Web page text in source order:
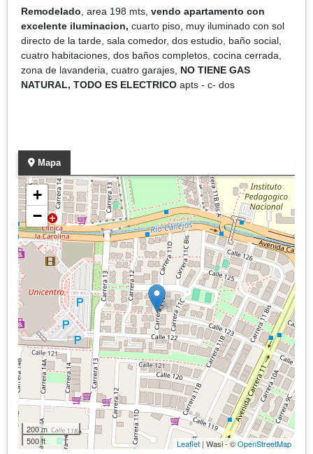
Remodelado , area 198 mts, vendo apartamento con
excelente iluminacion, cuarto piso, muy iluminado con sol
directo de la tarde, sala comedor, dos estudio, baño social,
cuatro habitaciones, dos baños completos, cocina cerrada,
zona de lavanderia, cuatro garajes, NO TIENE GAS
NATURAL, TODO ES ELECTRICO apts - c- dos
Mapa
+
−
200 m
500 ft
Leaflet | Wasi - ©OpenStreetMap